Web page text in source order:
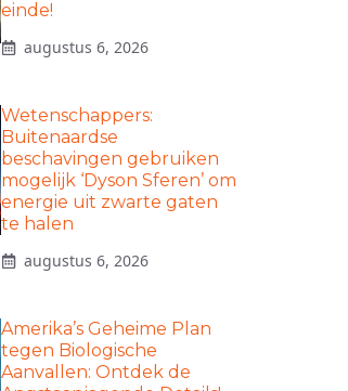
einde!
augustus 6, 2026
Wetenschappers:
Buitenaardse
beschavingen gebruiken
mogelijk ‘Dyson Sferen’ om
energie uit zwarte gaten
te halen
augustus 6, 2026
Amerika’s Geheime Plan
tegen Biologische
Aanvallen: Ontdek de